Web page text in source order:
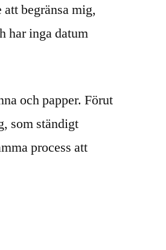
begränsa mig,
har inga datum
och papper. Förut
som ständigt
process att